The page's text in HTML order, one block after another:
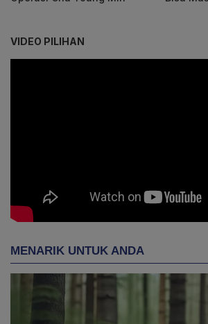
VIDEO PILIHAN